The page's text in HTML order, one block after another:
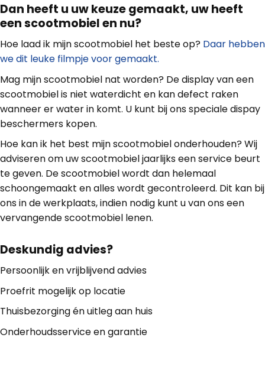
Dan heeft u uw keuze gemaakt, uw heeft
een scootmobiel en nu?
Hoe laad ik mijn scootmobiel het beste op? Daar hebben
we dit leuke filmpje voor gemaakt.
Mag mijn scootmobiel nat worden? De display van een
scootmobiel is niet waterdicht en kan defect raken
wanneer er water in komt. U kunt bij ons speciale dispay
beschermers kopen.
Hoe kan ik het best mijn scootmobiel onderhouden? Wij
adviseren om uw scootmobiel jaarlijks een service beurt
te geven. De scootmobiel wordt dan helemaal
schoongemaakt en alles wordt gecontroleerd. Dit kan bij
ons in de werkplaats, indien nodig kunt u van ons een
vervangende scootmobiel lenen.
Deskundig advies?
Persoonlijk en vrijblijvend advies
Proefrit mogelijk op locatie
Thuisbezorging én uitleg aan huis
Onderhoudsservice en garantie